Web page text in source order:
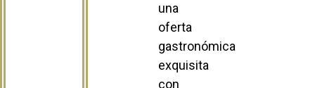
una
oferta
gastronómica
exquisita
con